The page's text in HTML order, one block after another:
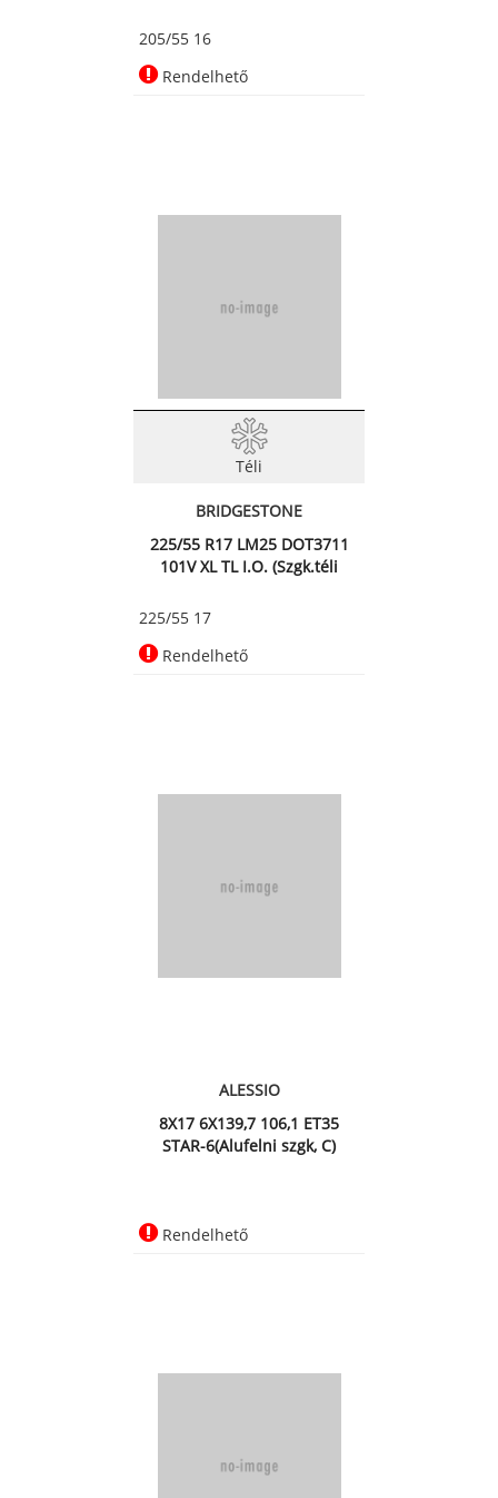
205/55 16
Rendelhető
Téli
BRIDGESTONE
225/55 R17 LM25 DOT3711
101V XL TL I.O. (Szgk.téli
225/55 17
Rendelhető
ALESSIO
8X17 6X139,7 106,1 ET35
STAR-6(Alufelni szgk, C)
Rendelhető